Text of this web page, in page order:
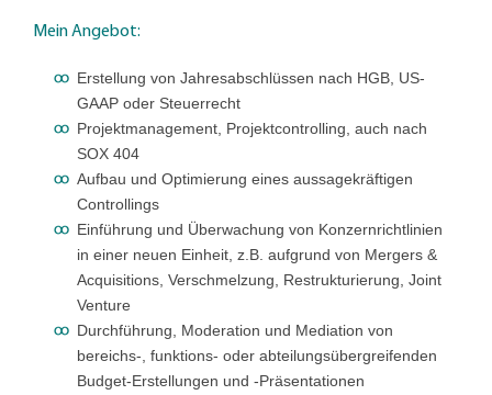
Mein Angebot:
Erstellung von Jahresabschlüssen nach HGB, US-
GAAP oder Steuerrecht
Projektmanagement, Projektcontrolling, auch nach
SOX 404
Aufbau und Optimierung eines aussagekräftigen
Controllings
Einführung und Überwachung von Konzernrichtlinien
in einer neuen Einheit, z.B. aufgrund von Mergers &
Acquisitions, Verschmelzung, Restrukturierung, Joint
Venture
Durchführung, Moderation und Mediation von
bereichs-, funktions- oder abteilungsübergreifenden
Budget-Erstellungen und -Präsentationen